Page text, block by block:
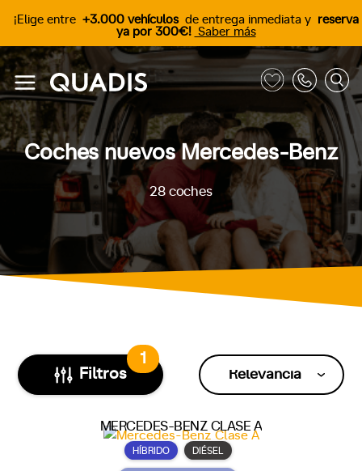
¡Elige entre +3.000 vehículos de entrega inmediata y reserva
ya por 300€! Saber más
Coches nuevos Mercedes-Benz
28coches
Filtros
1
Relevancia
MERCEDES-BENZ CLASE A
HÍBRIDO DIÉSEL